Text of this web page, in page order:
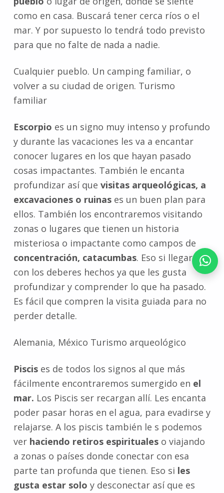
como en casa. Buscará tener cerca ríos o el
mar. Y por supuesto lo tendrá todo previsto
para que no falte de nada a nadie.
Cualquier pueblo. Un camping familiar, o
volver a su ciudad de origen. Turismo
familiar
Escorpio es un signo muy intenso y profundo
y durante las vacaciones les va a encantar
conocer lugares en los que hayan pasado
cosas impactantes. También le encanta
profundizar así que visitas arqueológicas, a
excavaciones o ruinas es un buen plan para
ellos. También los encontraremos visitando
zonas o lugares que tienen un historia
misteriosa o impactante como campos de
concentración, catacumbas. Eso si llegarán
con los deberes hechos ya que les gusta
profundizar y comprender lo que ha pasado.
Es fácil que compren la visita guiada para no
perder detalle.
Alemania, México Turismo arqueológico
Piscises de todos los signos al que más
fácilmente encontraremos sumergido en el
mar. Los Piscis ser recargan allí. Les encanta
poder pasar horas en el agua, para evadirse y
relajarse. A los piscis también le s podemos
ver haciendo retiros espiritualeso viajando
a zonas o países donde conectar con esa
parte tan profunda que tienen. Eso si les
gusta estar solo y desconectar así que es